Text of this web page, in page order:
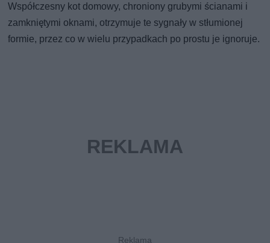
Współczesny kot domowy, chroniony grubymi ścianami i
zamkniętymi oknami, otrzymuje te sygnały w stłumionej
formie, przez co w wielu przypadkach po prostu je ignoruje.